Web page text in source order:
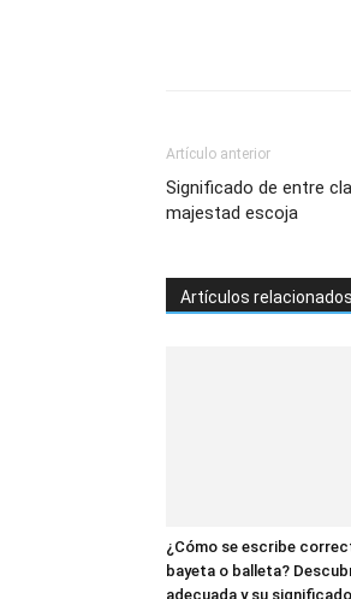
Artículo anterior
Significado de entre
majestad escoja
Artículos relacionados
¿Cómo se escribe
bayeta o balleta?
adecuada y su significado